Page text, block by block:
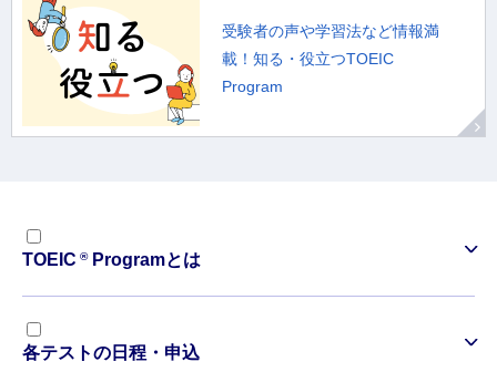
受験者の声や学習法など情報満
載！知る・役立つTOEIC
Program
TOEIC ®Programとは
各テストの日程・申込